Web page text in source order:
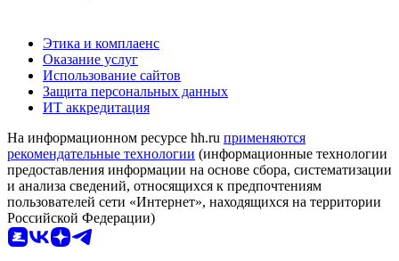
Этика и комплаенс
Оказание услуг
Использование сайтов
Защита персональных данных
ИТ аккредитация
На информационном ресурсе hh.ru применяются
рекомендательные технологии (информационные технологии
предоставления информации на основе сбора, систематизации
и анализа сведений, относящихся к предпочтениям
пользователей сети «Интернет», находящихся на территории
Российской Федерации)